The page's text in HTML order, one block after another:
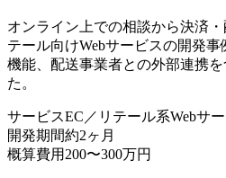
オンライン上での相談から決済
テール向けWebサービスの開発
機能、配送事業者との外部連携
た。
サービスEC／リテール系Webサ
開発期間約2ヶ月
概算費用 200〜300万円